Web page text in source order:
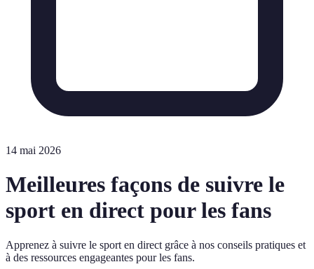
14 mai 2026
Meilleures façons de suivre le
sport en direct pour les fans
Apprenez à suivre le sport en direct grâce à nos conseils pratiques et
à des ressources engageantes pour les fans.